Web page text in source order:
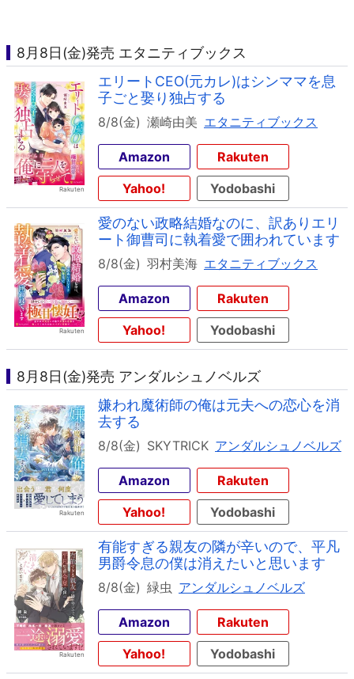
8月8日(金)発売 エタニティブックス
エリートCEO(元カレ)はシンママを息
子ごと娶り独占する
8/8(金) 瀬崎由美 エタニティブックス
Amazon
Rakuten
Yahoo!
Yodobashi
愛のない政略結婚なのに、訳ありエリ
ート御曹司に執着愛で囲われています
8/8(金) 羽村美海 エタニティブックス
Amazon
Rakuten
Yahoo!
Yodobashi
8月8日(金)発売 アンダルシュノベルズ
嫌われ魔術師の俺は元夫への恋心を消
去する
8/8(金) SKYTRICK アンダルシュノベルズ
Amazon
Rakuten
Yahoo!
Yodobashi
有能すぎる親友の隣が辛いので、平凡
男爵令息の僕は消えたいと思います
8/8(金) 緑虫 アンダルシュノベルズ
Amazon
Rakuten
Yahoo!
Yodobashi